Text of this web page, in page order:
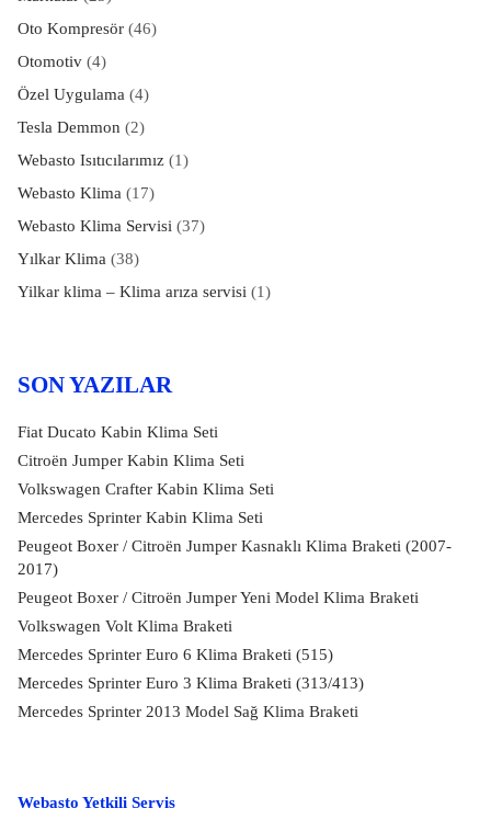
Oto Kompresör(46)
Otomotiv(4)
Özel Uygulama (4)
Tesla Demmon (2)
Webasto Isıtıcılarımız(1)
Webasto Klima (17)
Webasto Klima Servisi (37)
Yılkar Klima (38)
Yilkar klima – Klima arıza servisi (1)
SON YAZILAR
Fiat Ducato Kabin Klima Seti
Citroën Jumper Kabin Klima Seti
Volkswagen Crafter Kabin Klima Seti
Mercedes Sprinter Kabin Klima Seti
Peugeot Boxer / Citroën Jumper Kasnaklı Klima Braketi (2007-
2017)
Peugeot Boxer / Citroën Jumper Yeni Model Klima Braketi
Volkswagen Volt Klima Braketi
Mercedes Sprinter Euro 6 Klima Braketi (515)
Mercedes Sprinter Euro 3 Klima Braketi (313/413)
Mercedes Sprinter 2013 Model Sağ Klima Braketi
Webasto Yetkili Servis